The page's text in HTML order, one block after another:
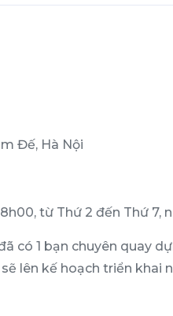
Đế, Hà Nội
từ Thứ 2 đến Thứ 7,
có 1 bạn chuyên quay
lên kế hoạch triển khai